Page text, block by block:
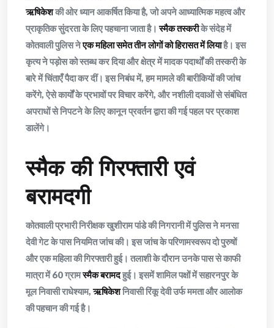
ऋषिकेशकी ओर ध्यान आकर्षित किया है, जो अपने आध्यात्मिक महत्व और
प्राकृतिक सुंदरता के लिए पहचाना जाता है।स्मैक तस्करीके संदेह में
कोतवाली पुलिस नेएक महिला समेत तीन लोगों को हिरासत में लियाहै। इस
कृत्य ने पड़ोस को स्तब्ध कर दिया और क्षेत्र में मादक पदार्थों की तस्करी के
बारे में चिंताएँ पैदा कर दीं। इस निबंध में, हम मामले की बारीकियों की जांच
करेंगे, ऐसे कार्यों के प्रभावों पर विचार करेंगे, और नशीली दवाओं से संबंधित
अपराधों से निपटने के लिए कानून प्रवर्तन द्वारा की गई पहल पर प्रकाश
डालेंगे।
स्मैक की गिरफ्तारी एवं
बरामदगी
कोतवाली प्रभारी निरीक्षक खुशीराम पांडे की निगरानी में पुलिस ने मनसा
देवी गेट के पास नियमित जांच की। इस जांच के परिणामस्वरूप दो पुरुषों
और एक महिला की गिरफ्तारी हुई। तलाशी के दौरान उनके पास से काफी
मात्रा में 60 ग्रामस्मैक बरामदहुई। इसमें शामिल पक्षों में सहारनपुर के
मूल निवासी राधेश्याम,ऋषिकेशनिवासी रिंकू देवी उर्फ ममता और आलोक
की पहचान की गई है।